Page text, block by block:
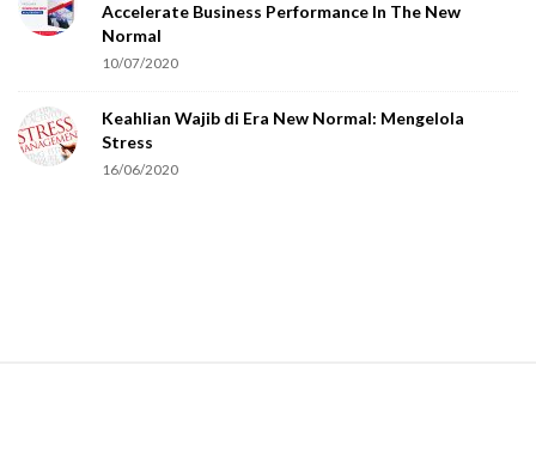
Accelerate Business Performance In The New
Normal
10/07/2020
Keahlian Wajib di Era New Normal: Mengelola
Stress
16/06/2020